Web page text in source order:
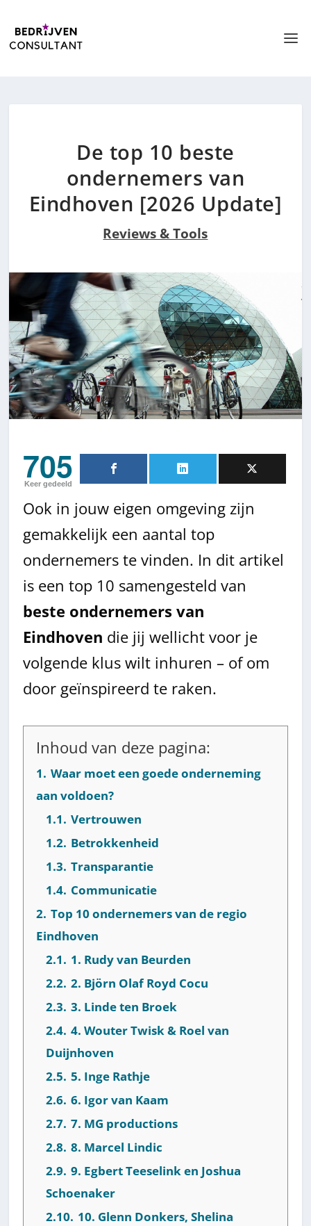
De top 10 beste
ondernemers van
Eindhoven [2026 Update]
Reviews & Tools
705
Keer gedeeld
Ook in jouw eigen omgeving zijn
gemakkelijk een aantal top
ondernemers te vinden. In dit artikel
is een top 10 samengesteld van
beste ondernemers van
Eindhoven die jij wellicht voor je
volgende klus wilt inhuren – of om
door geïnspireerd te raken.
Inhoud van deze pagina:
1. Waar moet een goede onderneming
aan voldoen?
1.1. Vertrouwen
1.2. Betrokkenheid
1.3. Transparantie
1.4. Communicatie
2. Top 10 ondernemers van de regio
Eindhoven
2.1. 1. Rudy van Beurden
2.2. 2. Björn Olaf Royd Cocu
2.3. 3. Linde ten Broek
2.4. 4. Wouter Twisk & Roel van
Duijnhoven
2.5. 5. Inge Rathje
2.6. 6. Igor van Kaam
2.7. 7. MG productions
2.8. 8. Marcel Lindic
2.9. 9. Egbert Teeselink en Joshua
Schoenaker
2.10. 10. Glenn Donkers, Shelina